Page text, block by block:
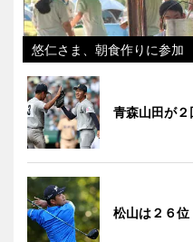
悠仁さま、朝食作りに参加
青森山田が
松山は２６